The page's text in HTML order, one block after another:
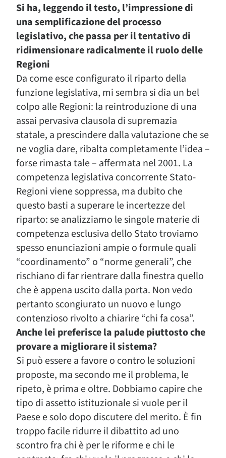
Si ha, leggendo il testo, l’impressione di
una semplificazione del processo
legislativo, che passa per il tentativo di
ridimensionare radicalmente il ruolo delle
Regioni
Da come esce configurato il riparto della
funzione legislativa, mi sembra si dia un bel
colpo alle Regioni: la reintroduzione di una
assai pervasiva clausola di supremazia
statale, a prescindere dalla valutazione che se
ne voglia dare, ribalta completamente l’idea –
forse rimasta tale – affermata nel 2001. La
competenza legislativa concorrente Stato-
Regioni viene soppressa, ma dubito che
questo basti a superare le incertezze del
riparto: se analizziamo le singole materie di
competenza esclusiva dello Stato troviamo
spesso enunciazioni ampie o formule quali
“coordinamento” o “norme generali”, che
rischiano di far rientrare dalla finestra quello
che è appena uscito dalla porta. Non vedo
pertanto scongiurato un nuovo e lungo
contenzioso rivolto a chiarire “chi fa cosa”.
Anche lei preferisce la palude piuttosto che
provare a migliorare il sistema?
Si può essere a favore o contro le soluzioni
proposte, ma secondo me il problema, le
ripeto, è prima e oltre. Dobbiamo capire che
tipo di assetto istituzionale si vuole per il
Paese e solo dopo discutere del merito. È fin
troppo facile ridurre il dibattito ad uno
scontro fra chi è per le riforme e chi le